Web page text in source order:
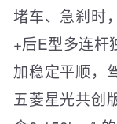
堵车、急刹时
+后E型多连杆
加稳定平顺，
五菱星光共创